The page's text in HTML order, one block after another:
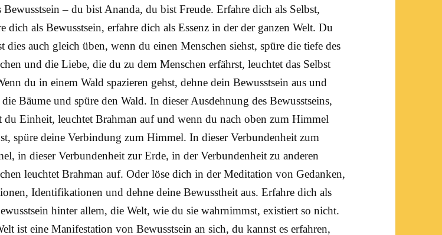
Bewusstsein – du bist Ananda, du bist Freude. Erfahre dich als Selbst,
dich als Bewusstsein, erfahre dich als Essenz in der der ganzen Welt. Du
dies auch gleich üben, wenn du einen Menschen siehst, spüre die tiefe des
und dieLiebe, die du zu dem Menschen erfährst, leuchtet das Selbst
du in einem Wald spazieren gehst, dehne dein Bewusstsein aus und
die Bäume und spüre den Wald. In dieser Ausdehnung des Bewusstseins,
du Einheit, leuchtet Brahman auf und wenn du nach oben zum Himmel
spüre deine Verbindung zumHimmel. In dieser Verbundenheit zum
in dieser Verbundenheit zur Erde, in der Verbundenheit zu anderen
leuchtet Brahman auf. Oder löse dich in derMeditation von Gedanken,
Identifikationen und dehne deine Bewusstheit aus. Erfahre dich als
hinter allem, die Welt, wie du sie wahrnimmst, existiert so nicht.
ist eine Manifestation von Bewusstsein an sich, du kannst es erfahren,